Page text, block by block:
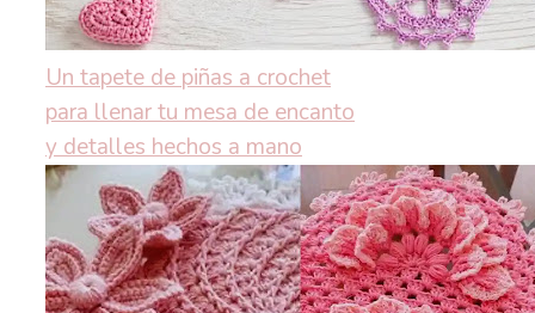
Un tapete de piñas a crochet
para llenar tu mesa de encanto
y detalles hechos a mano